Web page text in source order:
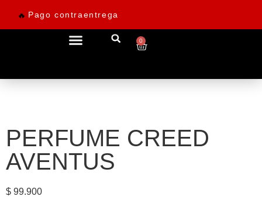
🔥 Pago contraentrega
0
PERFUME CREED
AVENTUS
$ 99.900